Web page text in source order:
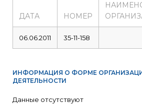
ДАТА НОМЕР
06.06.2011 35-11-158
ИНФОРМАЦИЯ О ФОРМЕ
ДЕЯТЕЛЬНОСТИ
Данные отсутствуют